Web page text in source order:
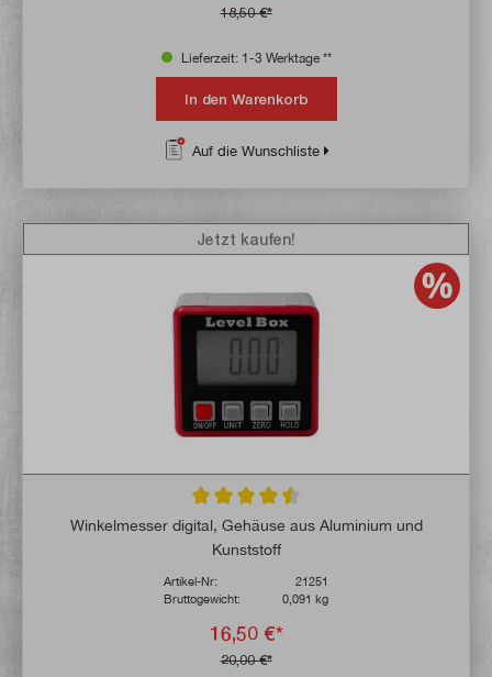
18,50 €*
Lieferzeit: 1-3 Werktage **
In den Warenkorb
Auf die Wunschliste
Durchschnittliche Bewertung von 4.5 von
Winkelmesser digital, Gehäuse aus Aluminium und
Kunststoff
Artikel-Nr:
21251
Bruttogewicht:
0,091 kg
16,50 €*
20,00 €*
Jetzt kaufen!